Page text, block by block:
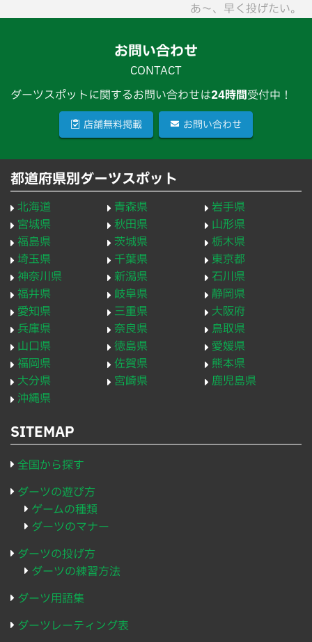
あ〜、早く投げたい。
お問い合わせ
CONTACT
ダーツスポットに関するお問い合わせは24時間受付中！
店舗無料掲載 お問い合わせ
都道府県別ダーツスポット
北海道 青森県
岩手県
宮城県
秋田県
山形県
福島県
茨城県
栃木県
埼玉県
千葉県
東京都
神奈川県
新潟県
石川県
福井県
岐阜県
静岡県
愛知県
三重県
大阪府
兵庫県
奈良県
鳥取県
山口県
徳島県
愛媛県
福岡県
佐賀県
熊本県
大分県
宮崎県
鹿児島県
沖縄県
SITEMAP
全国から探す
ダーツの遊び方
ゲームの種類
ダーツのマナー
ダーツの投げ方
ダーツの練習方法
ダーツ用語集
ダーツレーティング表